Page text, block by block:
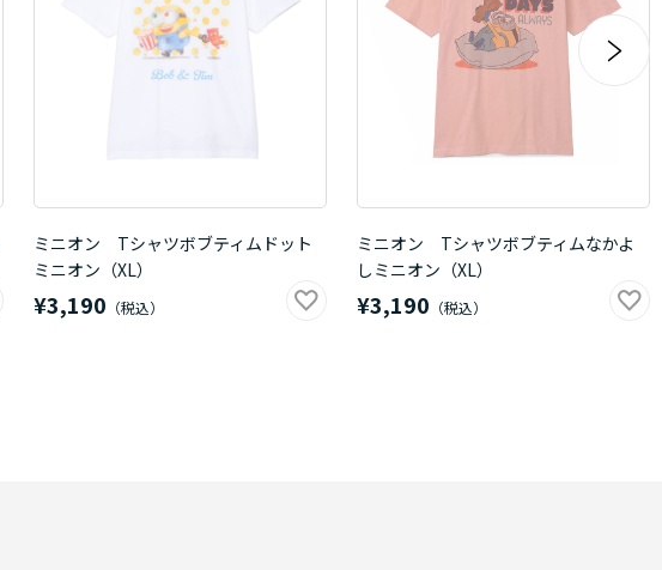
ミニオン Tシャツボブティムドット
ミニオン（XL）
¥3,190
ミニオン Tシャツボブティムなかよ
しミニオン（XL）
¥3,190